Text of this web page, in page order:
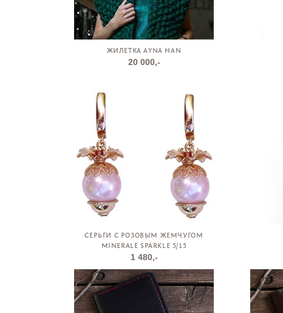
ЖИЛЕТКА AYNA HAN
20 000,-
СЕРЬГИ С РОЗОВЫМ ЖЕМЧУГОМ
MINERALE SPARKLE 5/15
1 480,-